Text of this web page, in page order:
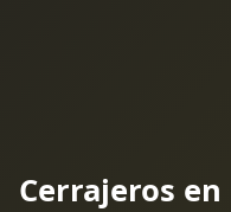
Cerrajeros en